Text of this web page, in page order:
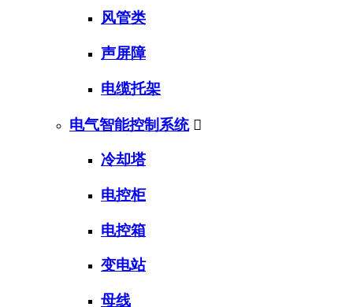
风管类
声屏障
电缆托架
电气智能控制系统 
冷却塔
电控柜
电控箱
变电站
母线